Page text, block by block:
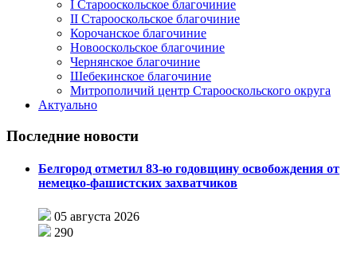
I Старооскольское благочиние
II Старооскольское благочиние
Корочанское благочиние
Новооскольское благочиние
Чернянское благочиние
Шебекинское благочиние
Митрополичий центр Старооскольского округа
Актуально
Последние новости
Белгород отметил 83-ю годовщину освобождения от
немецко-фашистских захватчиков
05 августа 2026
290